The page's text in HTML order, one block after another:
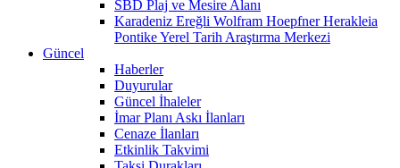
SBD Plaj ve Mesire Alanı
Karadeniz Ereğli Wolfram Hoepfner Herakleia
Pontike Yerel Tarih Araştırma Merkezi
Güncel
Haberler
Duyurular
Güncel İhaleler
İmar Planı Askı İlanları
Cenaze İlanları
Etkinlik Takvimi